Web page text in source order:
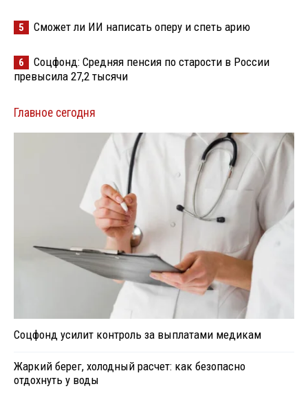
5 Сможет ли ИИ написать оперу и спеть арию
6
Соцфонд: Средняя пенсия по старости в России
превысила 27,2 тысячи
Главное сегодня
Соцфонд усилит контроль за выплатами медикам
Жаркий берег, холодный расчет: как безопасно
отдохнуть у воды